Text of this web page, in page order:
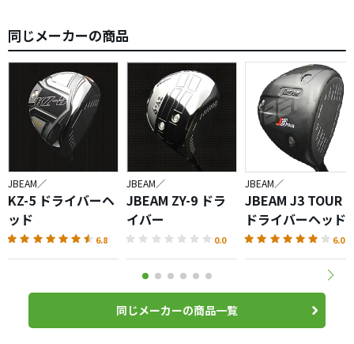
同じメーカーの商品
JBEAM／
KZ-5 ドライバーヘ
ッド
6.8
JBEAM／
JBEAM ZY-9 ドラ
イバー
0.0
JBEAM／
JBEAM J3 TOUR
ドライバーヘッド
6.0
同じメーカーの商品一覧